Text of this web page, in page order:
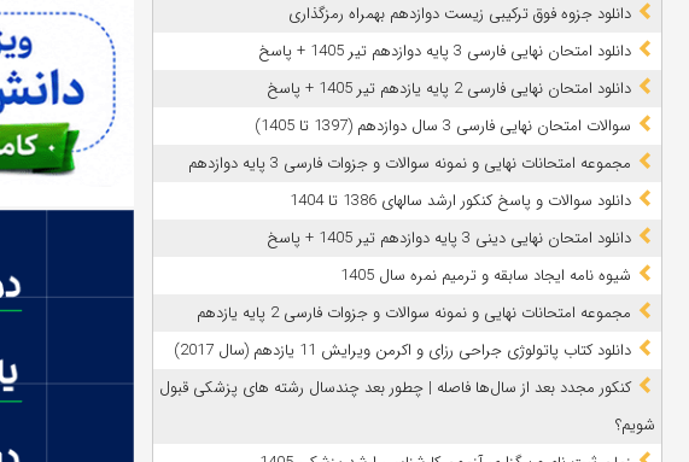
دانلود جزوه فوق ترکیبی زیست دوازدهم بهمراه رمزگذاری
دانلود امتحان نهایی فارسی 3 پایه دوازدهم تیر 1405 + پاسخ
دانلود امتحان نهایی فارسی 2 پایه یازدهم تیر 1405 + پاسخ
سوالات امتحان نهایی فارسی 3 سال دوازدهم (1397 تا 1405)
مجموعه امتحانات نهایی و نمونه سوالات و جزوات فارسی 3 پایه دوازدهم
دانلود سوالات و پاسخ کنکور ارشد سالهای 1386 تا 1404
دانلود امتحان نهایی دینی 3 پایه دوازدهم تیر 1405 + پاسخ
شیوه نامه ایجاد سابقه و ترمیم نمره سال 1405
مجموعه امتحانات نهایی و نمونه سوالات و جزوات فارسی 2 پایه یازدهم
دانلود کتاب پاتولوژی جراحی رزای و اکرمن ویرایش 11 یازدهم (سال 2017)
کنکور مجدد بعد از سال‌ها فاصله | چطور بعد چندسال رشته‌ های پزشکی قبول
شویم؟